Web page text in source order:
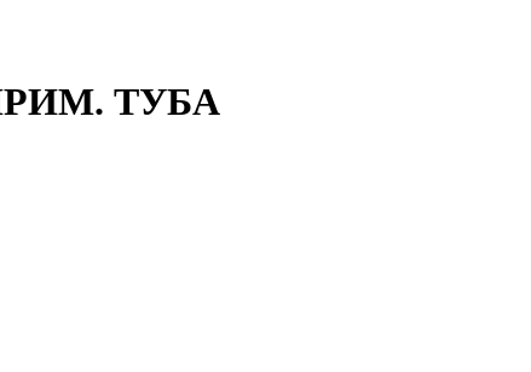
ТУБА